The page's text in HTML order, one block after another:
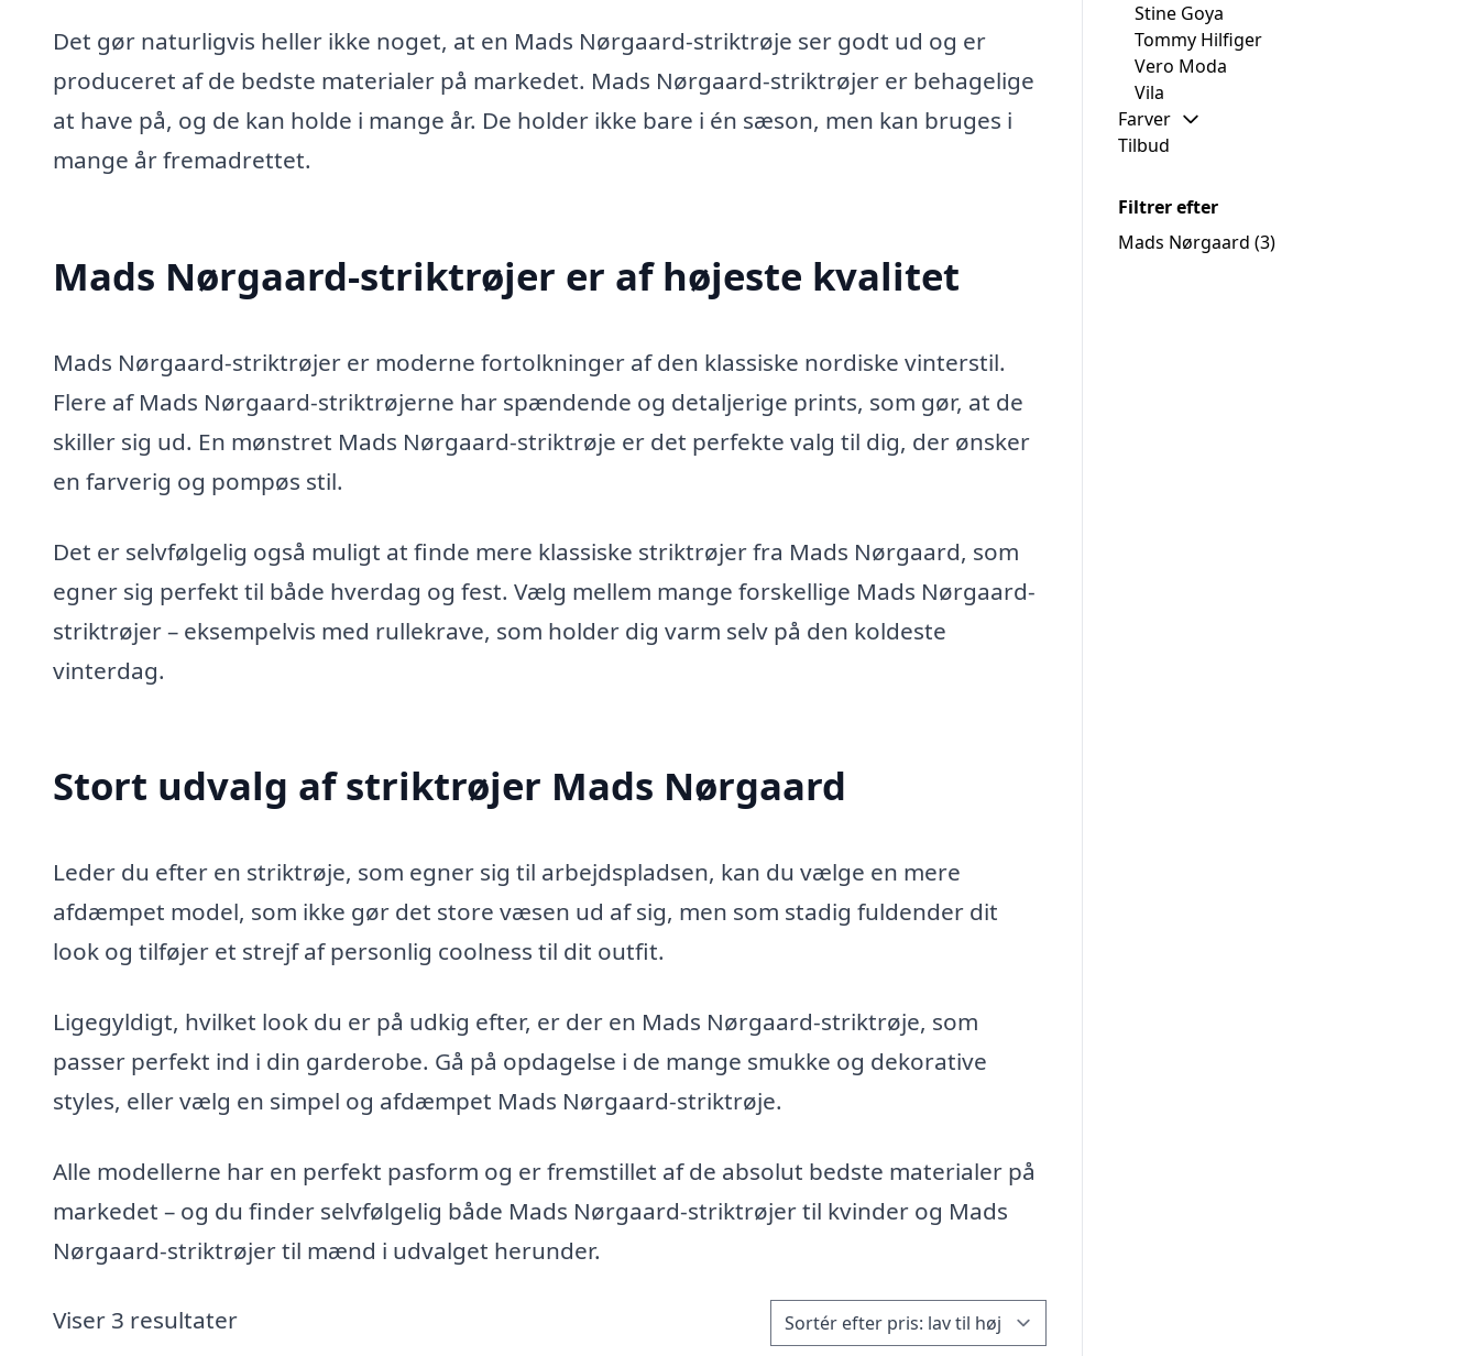
Det gør naturligvis heller ikke noget, at en Mads Nørgaard-striktrøje ser godt ud og er
produceret af de bedste materialer på markedet. Mads Nørgaard-striktrøjer er behagelige
at have på, og de kan holde i mange år. De holder ikke bare i én sæson, men kan bruges i
mange år fremadrettet.
Mads Nørgaard-striktrøjer er af højeste kvalitet
Mads Nørgaard-striktrøjer er moderne fortolkninger af den klassiske nordiske vinterstil.
Flere af Mads Nørgaard-striktrøjerne har spændende og detaljerige prints, som gør, at de
skiller sig ud. En mønstret Mads Nørgaard-striktrøje er det perfekte valg til dig, der ønsker
en farverig og pompøs stil.
Det er selvfølgelig også muligt at finde mere klassiske striktrøjer fra Mads Nørgaard, som
egner sig perfekt til både hverdag og fest. Vælg mellem mange forskellige Mads Nørgaard-
striktrøjer – eksempelvis med rullekrave, som holder dig varm selv på den koldeste
vinterdag.
Stort udvalg af striktrøjer Mads Nørgaard
Leder du efter en striktrøje, som egner sig til arbejdspladsen, kan du vælge en mere
afdæmpet model, som ikke gør det store væsen ud af sig, men som stadig fuldender dit
look og tilføjer et strejf af personlig coolness til dit outfit.
Ligegyldigt, hvilket look du er på udkig efter, er der en Mads Nørgaard-striktrøje, som
passer perfekt ind i din garderobe. Gå på opdagelse i de mange smukke og dekorative
styles, eller vælg en simpel og afdæmpet Mads Nørgaard-striktrøje.
Alle modellerne har en perfekt pasform og er fremstillet af de absolut bedste materialer på
markedet – og du finder selvfølgelig både Mads Nørgaard-striktrøjer til kvinder og Mads
Nørgaard-striktrøjer til mænd i udvalget herunder.
Viser 3 resultater
Stine Goya
Tommy Hilfiger
Vero Moda
Vila
Farver
Tilbud
Filtrer efter
Mads Nørgaard (3)